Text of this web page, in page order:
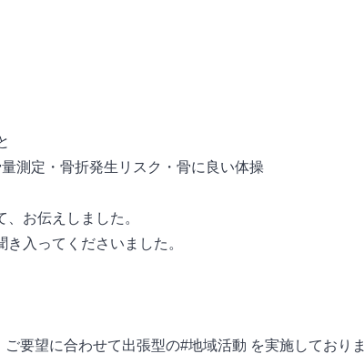
測定・骨折発生リスク・骨に良い体操
お伝えしました。
入ってくださいました。
要望に合わせて出張型の#地域活動 を実施しておりま